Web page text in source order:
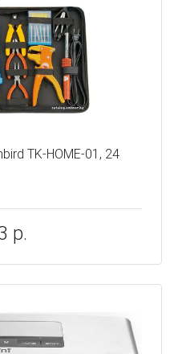
TK-HOME-01, 24
р.